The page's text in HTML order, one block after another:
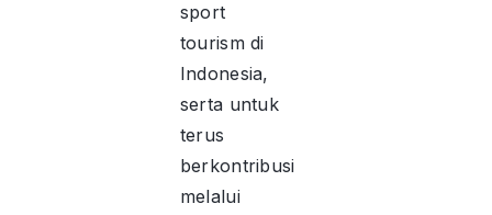
sport
tourism di
Indonesia,
serta untuk
terus
berkontribusi
melalui